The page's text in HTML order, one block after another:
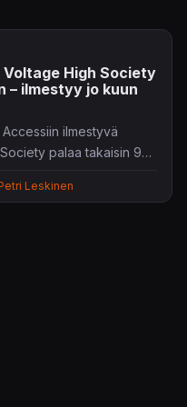
Voltage High Society
– ilmestyy jo kuun
ilmestyvä
palaa takaisin 90-
Leskinen